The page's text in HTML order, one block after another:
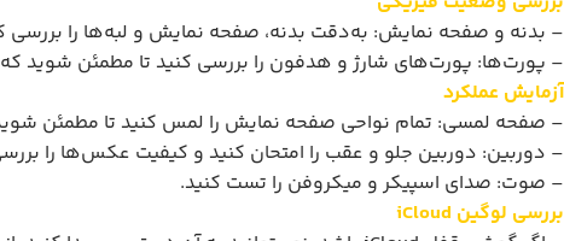
– بدنه و صفحه نمایش: به‌دقت بدنه، صفحه نمایش و لبه‌ها را
– پورت‌ها: پورت‌های شارژ و هدفون را بررسی کنید تا مطمئن شوید
آزمایش عملکرد
– صفحه لمسی: تمام نواحی صفحه نمایش را لمس کنید تا مطمئن
– دوربین: دوربین جلو و عقب را امتحان کنید و کیفیت عکس‌ها را
– صوت: صدای اسپیکر و میکروفن را تست کنید.
بررسی لوگین iCloud